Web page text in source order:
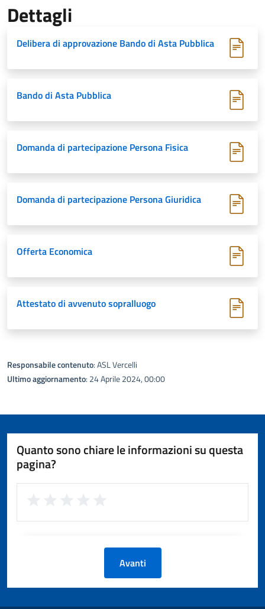
Dettagli
Delibera di approvazione Bando di Asta Pubblica
Bando di Asta Pubblica
Domanda di partecipazione Persona Fisica
Domanda di partecipazione Persona Giuridica
Offerta Economica
Attestato di avvenuto sopralluogo
Responsabile contenuto: ASL Vercelli
Ultimo aggiornamento: 24 Aprile 2024, 00:00
Quanto sono chiare le informazioni su questa
pagina?
Avanti